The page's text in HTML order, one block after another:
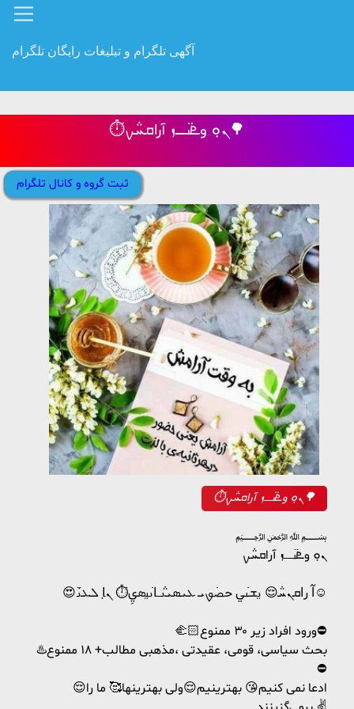
آگهی تلگرام و تبلیغات رایگان تلگرام
⏱ܢ̣ܘ وܧࡅ߳ߺߺܙ آراܩܚ݅ࡍ🌳
ثبت گروه و کانال تلگرام
⏱ܢ̣ܘ وܧࡅ߳ߺߺܙ آراܩܚ݅ࡍ🌳
﷽‌
ܢ̣ܘ وܧࡅ߳ߺߺܙ آراܩܚ݅ࡍ
😍ߊ߬ رߊ‌ܩܢܚ݅😌 ࡅ࡙ܫࡅ߭ي حࡎ߭ࡐ‌ܝ‌ ܥ‌‌ܝ‌ܣܝ‌ࡅ݅ߺߊ‌ࡅ߭ࡅ࡙ܣ‌يِ⏱ ܢ̣ߊ ܠܥ̇‌‌ࡅ߳☺️
🫲🏻ورود افراد زیر ۳۰ ممنوع⛔️
♨️بحث سیاسی، قومی، عقیدتی ،مذهبی مطالب+ ۱۸ ممنوع
⛔️
😌ادعا نمی کنیم😘 بهترینیم😌ولی بهترینها🥰 ما را